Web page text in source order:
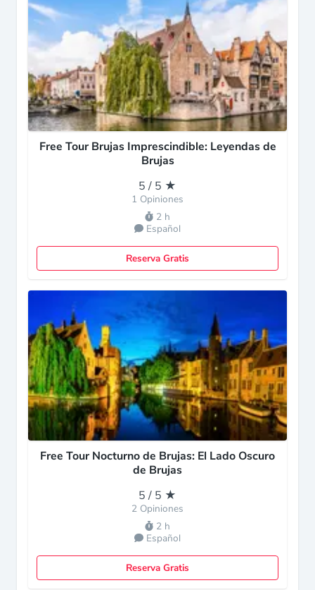
Free Tour Brujas Imprescindible: Leyendas de
Brujas
5 / 5 ★
1 Opiniones
2 h
Español
Reserva Gratis
Free Tour Nocturno de Brujas: El Lado Oscuro
de Brujas
5 / 5 ★
2 Opiniones
2 h
Español
Reserva Gratis